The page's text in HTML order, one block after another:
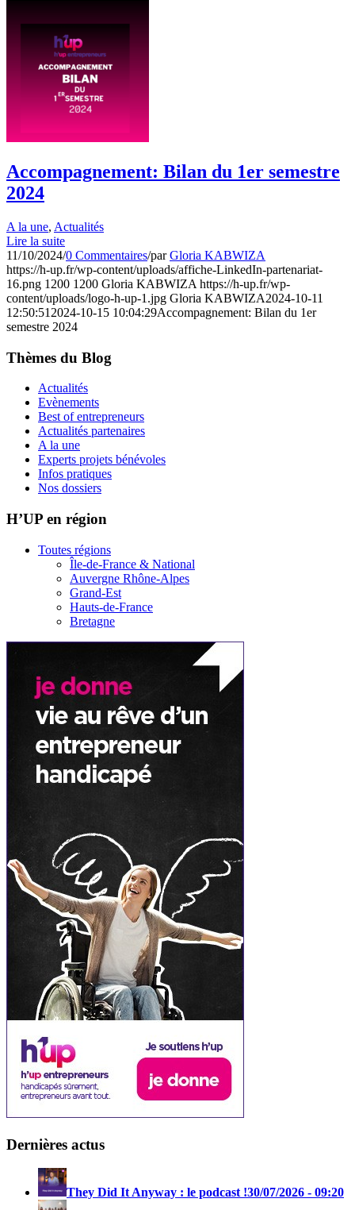
Accompagnement: Bilan du 1er semestre
2024
A la une, Actualités
Lire la suite
11/10/2024/0 Commentaires/parGloria KABWIZA
https://h-up.fr/wp-content/uploads/affiche-LinkedIn-partenariat-
16.png 1200 1200 Gloria KABWIZA https://h-up.fr/wp-
content/uploads/logo-h-up-1.jpg Gloria KABWIZA2024-10-11
12:50:51 2024-10-15 10:04:29Accompagnement: Bilan du 1er
semestre 2024
Thèmes du Blog
Actualités
Evènements
Best of entrepreneurs
Actualités partenaires
A la une
Experts projets bénévoles
Infos pratiques
Nos dossiers
H’UP en région
Toutes régions
Île-de-France & National
Auvergne Rhône-Alpes
Grand-Est
Hauts-de-France
Bretagne
Dernières actus
They Did It Anyway : le podcast !30/07/2026 - 09:20